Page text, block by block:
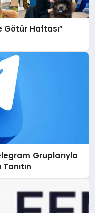
Götür Haftası”
Gruplarıyla